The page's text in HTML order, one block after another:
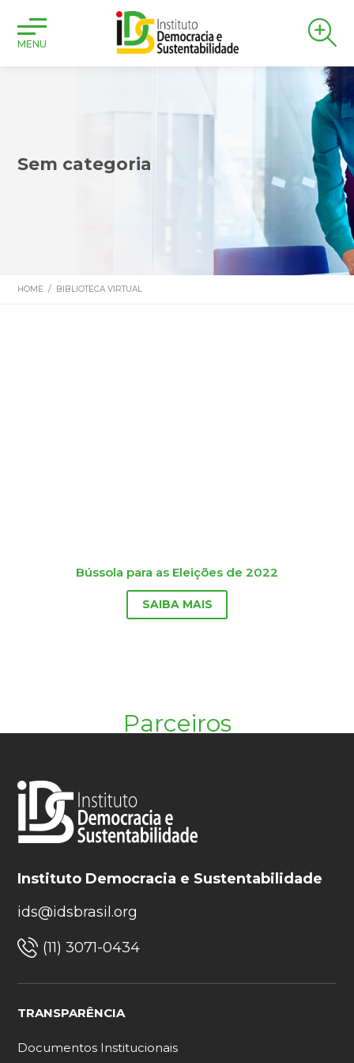
MENU
Sem categoria
HOME / BIBLIOTECA VIRTUAL
Bússola para as Eleições de 2022
SAIBA MAIS
Parceiros
Instituto Democracia e Sustentabilidade
ids@idsbrasil.org
(11) 3071-0434
TRANSPARÊNCIA
Documentos Institucionais